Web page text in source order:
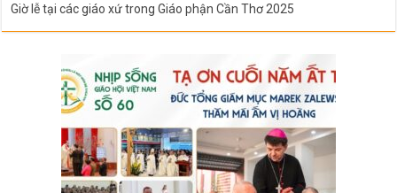
Giờ lễ tại các giáo xứ trong Giáo phận Cần Thơ 2025